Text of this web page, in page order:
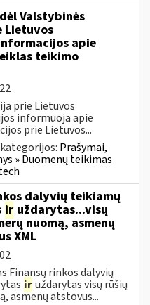
Valstybinės
Lietuvos
apie
teikimo
prie Lietuvos
informuoja apie
prie Lietuvos...
Prašymai,
» Duomenų teikimas
dalyvių teikiamų
ir uždarytas...visų
nuomą, asmenų
XML
Finansų rinkos dalyvių
iruždarytas visų rūšių
asmenų atstovus...